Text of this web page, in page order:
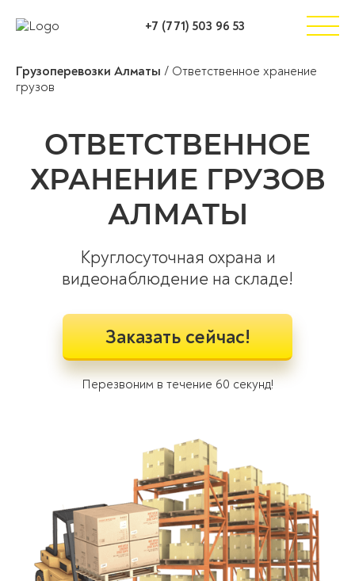
+7 (771) 503 96 53
Грузоперевозки Алматы / Ответственное хранение
грузов
ОТВЕТСТВЕННОЕ
ХРАНЕНИЕ ГРУЗОВ
АЛМАТЫ
Круглосуточная охрана и
видеонаблюдение на складе!
Заказать сейчас!
Перезвоним в течение 60 секунд!